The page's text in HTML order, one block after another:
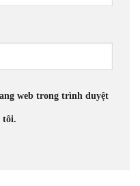
web trong trình duyệt
tôi.